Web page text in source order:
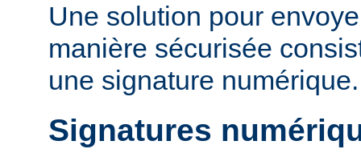
Une solution pour
manière sécurisée
une signature numérique.
Signatures